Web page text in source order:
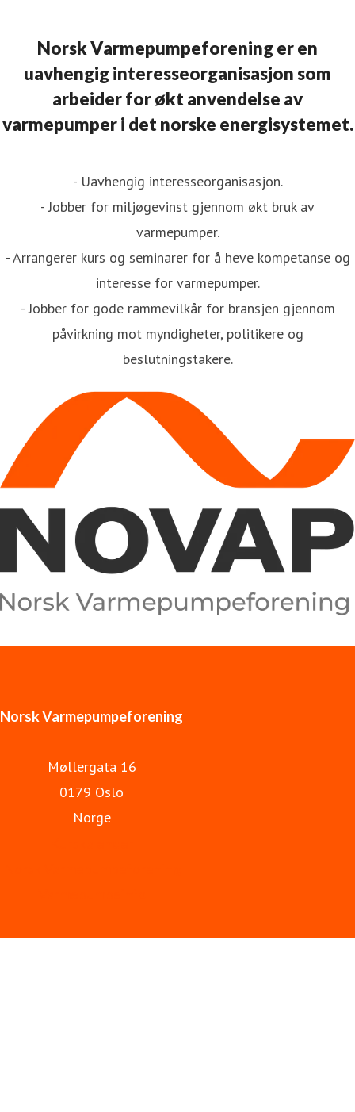
Norsk Varmepumpeforening er en
uavhengig interesseorganisasjon som
arbeider for økt anvendelse av
varmepumper i det norske energisystemet.
- Uavhengig interesseorganisasjon.
- Jobber for miljøgevinst gjennom økt bruk av
varmepumper.
- Arrangerer kurs og seminarer for å heve kompetanse og
interesse for varmepumper.
- Jobber for gode rammevilkår for bransjen gjennom
påvirkning mot myndigheter, politikere og
beslutningstakere.
Norsk Varmepumpeforening
Møllergata 16
0179 Oslo
Norge